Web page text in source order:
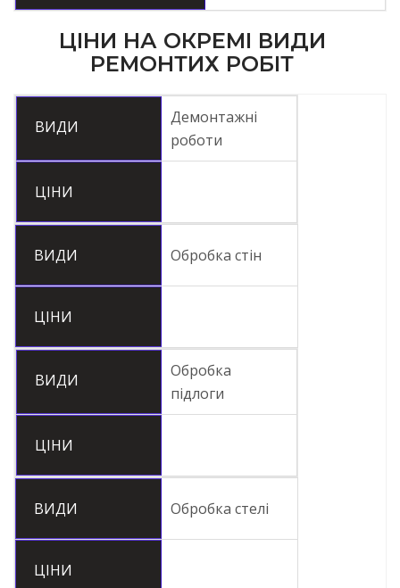
ЦІНИ НА ОКРЕМІ ВИДИ
РЕМОНТИХ РОБІТ
ВИДИ
Демонтажні
роботи
ЦІНИ
ВИДИ Обробка стін
ЦІНИ
ВИДИ
Обробка
підлоги
ЦІНИ
ВИДИ Обробка стелі
ЦІНИ